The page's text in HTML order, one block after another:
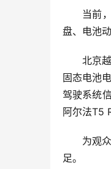
当前
盘、电池
北京
固态电池
驾驶系统
阿尔法T5
为观
足。